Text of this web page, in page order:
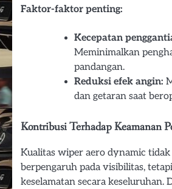
Faktor-faktor penting:
Kecepatan
Meminimalkan
pandangan.
Reduksi efek angin:
dan getaran saat
Kontribusi Terhadap Keamanan
Kualitas wiper aero dynamic
berpengaruh pada visibilitas,
keselamatan secara keseluruhan.